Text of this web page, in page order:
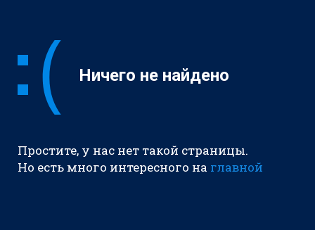
Ничего не найдено
Простите, у нас нет такой страницы.
Но есть много интересного на главной